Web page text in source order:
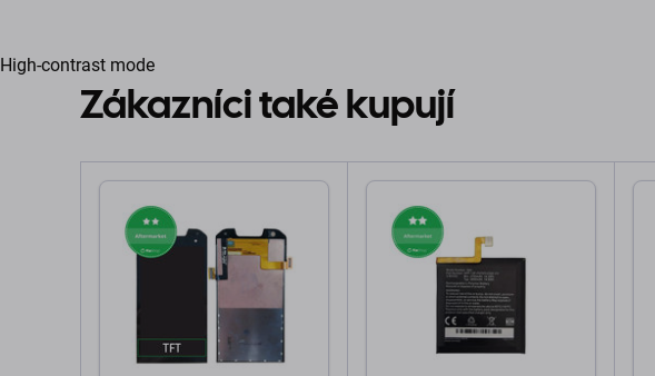
High-contrast mode
Zákazníci také kupují